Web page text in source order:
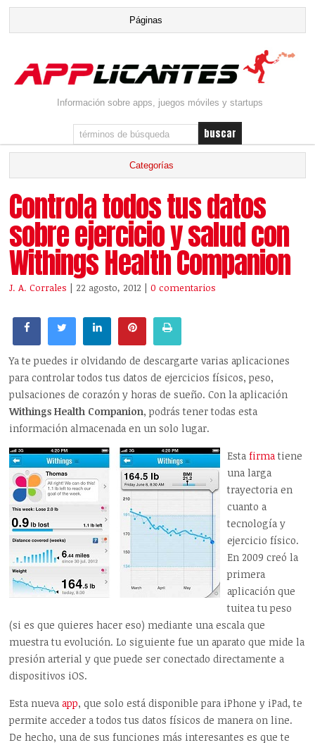
Información sobre apps, juegos móviles y startups
Controla todos tus datos
sobre ejercicio y salud con
Withings Health Companion
J. A. Corrales | 22 agosto, 2012 |0 comentarios
Ya te puedes ir olvidando de descargarte varias aplicaciones
para controlar todos tus datos de ejercicios físicos, peso,
pulsaciones de corazón y horas de sueño. Con la aplicación
Withings Health Companion, podrás tener todas esta
información almacenada en un solo lugar.
Estafirmatiene
una larga
trayectoria en
cuanto a
tecnología y
ejercicio físico.
En 2009 creó la
primera
aplicación que
tuitea tu peso
(si es que quieres hacer eso) mediante una escala que
muestra tu evolución. Lo siguiente fue un aparato que mide la
presión arterial y que puede ser conectado directamente a
dispositivos iOS.
Esta nuevaapp, que solo está disponible para iPhone y iPad, te
permite acceder a todos tus datos físicos de manera on line.
De hecho, una de sus funciones más interesantes es que te